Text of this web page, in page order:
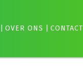
OVER ONS CONTACT